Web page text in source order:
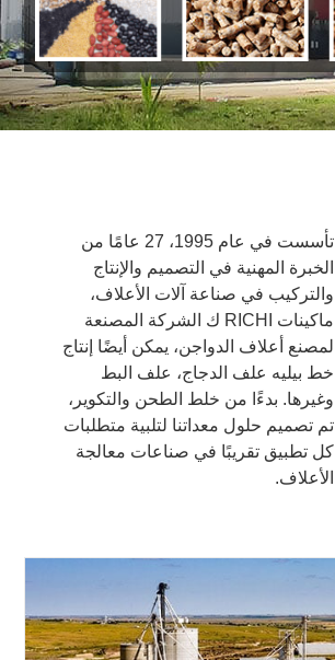
تأسست في عام 1995، 27 عامًا من
الخبرة المهنية في التصميم والإنتاج
والتركيب في صناعة آلات الأعلاف،
ماكينات RICHI ك الشركة المصنعة
لمصنع أعلاف الدواجن، يمكن أيضًا إنتاج
خط بيليه علف الدجاج، علف البط
وغيرها. بدءًا من خلط الطحن والتكوير،
تم تصميم حلول معداتنا لتلبية متطلبات
كل تطبيق تقريبًا في صناعات معالجة
الأعلاف.